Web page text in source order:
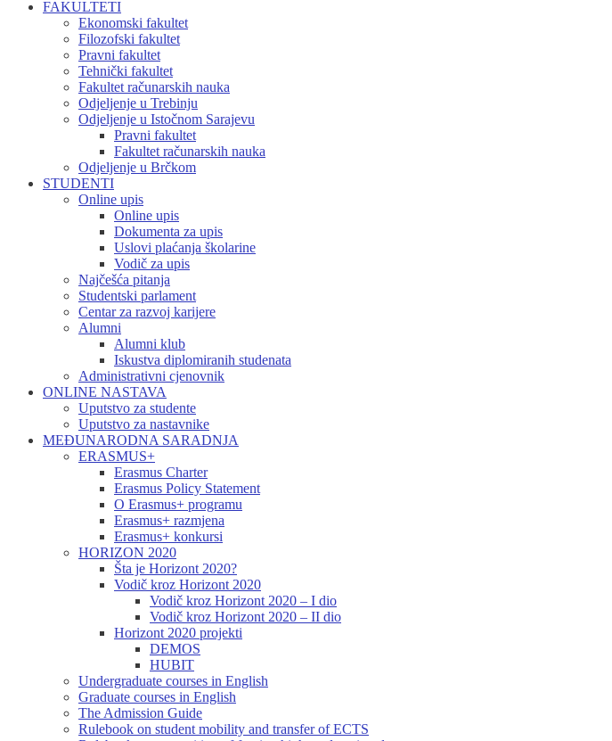
FAKULTETI
Ekonomski fakultet
Filozofski fakultet
Pravni fakultet
Tehnički fakultet
Fakultet računarskih nauka
Odjeljenje u Trebinju
Odjeljenje u Istočnom Sarajevu
Pravni fakultet
Fakultet računarskih nauka
Odjeljenje u Brčkom
STUDENTI
Online upis
Online upis
Dokumenta za upis
Uslovi plaćanja školarine
Vodič za upis
Najčešća pitanja
Studentski parlament
Centar za razvoj karijere
Alumni
Alumni klub
Iskustva diplomiranih studenata
Administrativni cjenovnik
ONLINE NASTAVA
Uputstvo za studente
Uputstvo za nastavnike
MEĐUNARODNA SARADNJA
ERASMUS+
Erasmus Charter
Erasmus Policy Statement
O Erasmus+ programu
Erasmus+ razmjena
Erasmus+ konkursi
HORIZON 2020
Šta je Horizont 2020?
Vodič kroz Horizont 2020
Vodič kroz Horizont 2020 – I dio
Vodič kroz Horizont 2020 – II dio
Horizont 2020 projekti
DEMOS
HUBIT
Undergraduate courses in English
Graduate courses in English
The Admission Guide
Rulebook on student mobility and transfer of ECTS